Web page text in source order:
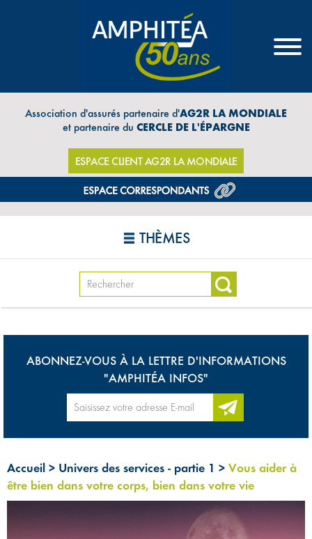
Association d'assurés partenaire d'AG2R LA MONDIALE
et partenaire du CERCLE DE L'ÉPARGNE
ESPACE CLIENT AG2R LA MONDIALE
THÈMES
ABONNEZ-VOUS À LA LETTRE D'INFORMATIONS
"AMPHITÉA INFOS"
Accueil > Univers des services - partie 1 > Vous aider à
être bien dans votre corps, bien dans votre vie